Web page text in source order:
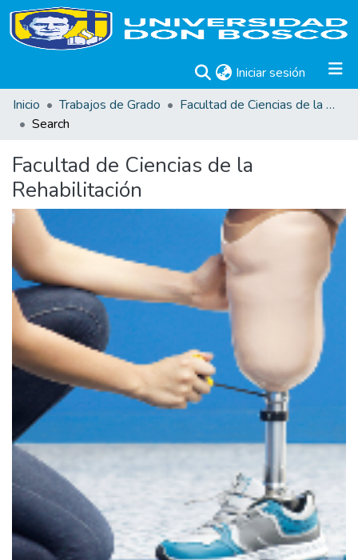
Iniciar sesión (current)
Inicio
Trabajos de Grado
Facultad de Ciencias de la Rehabilitación
Search
Facultad de Ciencias de la
Rehabilitación